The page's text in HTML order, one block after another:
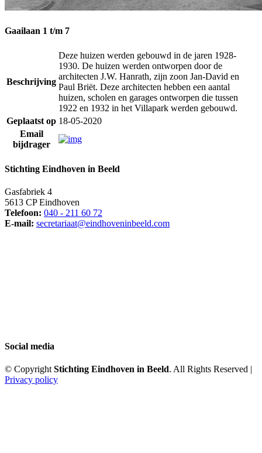
Gaailaan 1 t/m 7
Beschrijving
Deze huizen werden gebouwd in de jaren 1928-
1930. De huizen werden ontworpen door de
architecten J.W. Hanrath, zijn zoon Jan-David en
Paul Briët. Deze architecten hebben een aantal
huizen, scholen en garages ontworpen die tussen
1922 en 1932 in het Villapark werden gebouwd.
Geplaatst op 18-05-2020
Email
bijdrager
Stichting Eindhoven in Beeld
Gasfabriek 4
5613 CP Eindhoven
Telefoon: 040 - 211 60 72
E-mail: secretariaat@eindhoveninbeeld.com
Social media
© Copyright Stichting Eindhoven in Beeld. All Rights Reserved |
Privacy policy